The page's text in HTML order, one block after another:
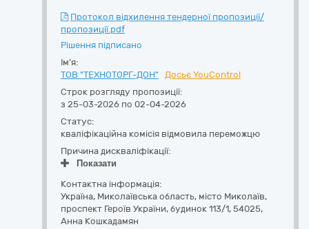
Протокол відхилення тендерної пропозиції/
пропозиції.pdf
Рішення підписано
Ім'я:
ТОВ "ТЕХНОТОРГ-ДОН"
Досьє YouControl
Строк розгляду пропозиції:
з 25-03-2026 по 02-04-2026
Статус:
кваліфікаційна комісія відмовила переможцю
Причина дискваліфікації:
Показати
Контактна інформація:
Україна, Миколаївська область, місто Миколаїв,
проспект Героїв України, будинок 113/1, 54025,
Анна Кошкадамян